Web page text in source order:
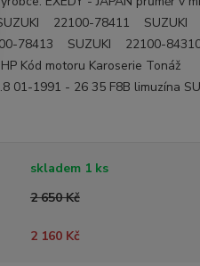
22100-78411
78413 SUZUKI 22100-
Kód motoru Karoserie Tonáž
01-1991 - 26 35 F8B limuzína
skladem 1 ks
2 650 Kč
2 160 Kč